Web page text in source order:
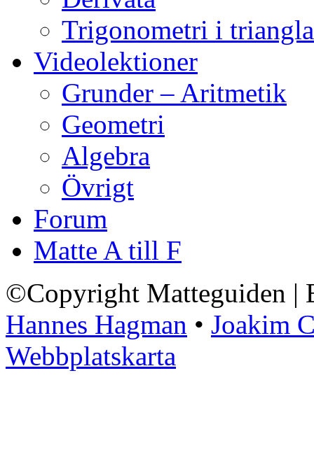
Trigonometri i
Videolektioner
Grunder – Aritmetik
Geometri
Algebra
Övrigt
Forum
Matte A till F
©Copyright Matteguiden |
Hannes Hagman • Joakim
Webbplatskarta